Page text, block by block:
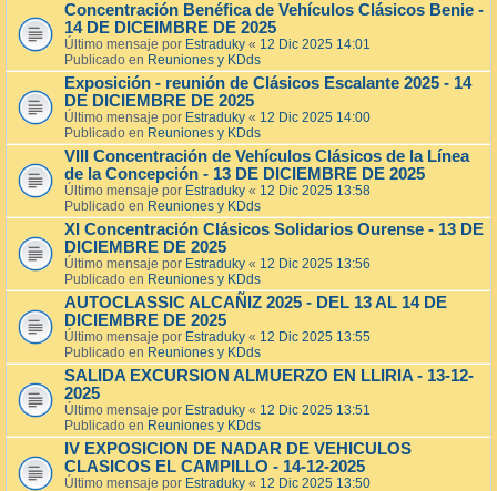
Concentración Benéfica de Vehículos Clásicos Benie -
14 DE DICEIMBRE DE 2025
Último mensaje por Estraduky « 12 Dic 2025 14:01
Publicado en Reuniones y KDds
Exposición - reunión de Clásicos Escalante 2025 - 14
DE DICIEMBRE DE 2025
Último mensaje por Estraduky « 12 Dic 2025 14:00
Publicado en Reuniones y KDds
VIII Concentración de Vehículos Clásicos de la Línea
de la Concepción - 13 DE DICIEMBRE DE 2025
Último mensaje por Estraduky « 12 Dic 2025 13:58
Publicado en Reuniones y KDds
XI Concentración Clásicos Solidarios Ourense - 13 DE
DICIEMBRE DE 2025
Último mensaje por Estraduky « 12 Dic 2025 13:56
Publicado en Reuniones y KDds
AUTOCLASSIC ALCAÑIZ 2025 - DEL 13 AL 14 DE
DICIEMBRE DE 2025
Último mensaje por Estraduky « 12 Dic 2025 13:55
Publicado en Reuniones y KDds
SALIDA EXCURSION ALMUERZO EN LLIRIA - 13-12-
2025
Último mensaje por Estraduky « 12 Dic 2025 13:51
Publicado en Reuniones y KDds
IV EXPOSICION DE NADAR DE VEHICULOS
CLASICOS EL CAMPILLO - 14-12-2025
Último mensaje por Estraduky « 12 Dic 2025 13:50